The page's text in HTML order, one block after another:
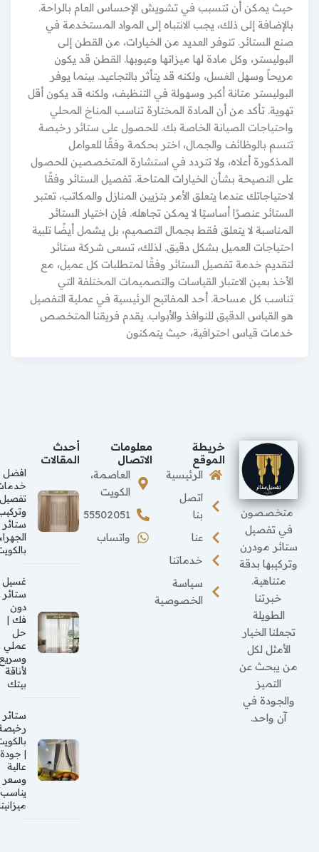
حيث يمكن أن تتسبب في تشويش الإحساس العام بالراحة.
بالإضافة إلى ذلك، يجب الانتباه إلى المواد المستخدمة في
صنع الستائر. تتوفر العديد من الخيارات، من القطن إلى
البوليستر، وكل مادة لها ميزاتها وعيوبها. القطن قد يكون
مريحاً وسهل الغسل، ولكنه قد يتأثر بالتجاعيد. بينما يوفر
البوليستر متانة أكبر وسهولة في التنظيف، ولكنه قد يكون أقل
تهوية. تأكد من أن المادة المختارة تناسب المناخ المحلي
واحتياجات الصيانة الخاصة بك. للحصول على ستائر رخيصة
تتسم بالوظائف والجمال، اختر بحكمة وفقًا للعوامل
المذكورة أعلاه، ولا تتردد في استشارة المتخصصين للحصول
على النصيحة بشأن الخيارات المتاحة. تفصيل الستائر وفقًا
لاحتياجاتك عندما يتعلق الأمر بتزيين المنازل والمكاتب، تعتبر
الستائر عنصرًا أساسيًا لا يمكن تجاهله. فإن اختيار الستائر
المناسبة لا يتعلق فقط بجمال التصميم، بل يشمل أيضًا تلبية
احتياجات العميل بشكل دقيق. لذلك، تسعى شركة ستائر
لتقديم خدمة تفصيل الستائر وفقًا لمتطلبات كل عميل، مع
الأخذ بعين الاعتبار القياسات والتصميمات المختلفة التي
تناسب كل مساحة. أحد المفاتيح الرئيسية في عملية التفصيل
هو القياس الدقيق للنوافذ والأبواب. يقدم فريقنا المتخصص
خدمات قياس احترافية، حيث يتمكنون
متخصصون
في تفصيل
ستائر مودرن
وتركيبها بدقة
متناهية.
خبرتنا
الطويلة
تجعلنا الخيار
الأمثل لكل
من يبحث عن
التميز
والجودة في
آن واحد.
خريطة
الموقع
الرئيسية
اتصل
بنا
عنا
خدماتنا
سياسة
الخصوصية
معلومات
الاتصال
العاصمة،
الكويت
55502051
واتساب
أحدث
المقالات
افضل
خدمات
تفصيل
وتركيب
ستائر
الجهراء
بالكويت
غسيل
ستائر
دون
فك |
حل
عملي
وسريع
لأناقة
بيتك
ستائر
رخيصة
بالكويت
| جودة
عالية
وسعر
يناسب
ميزانيتك